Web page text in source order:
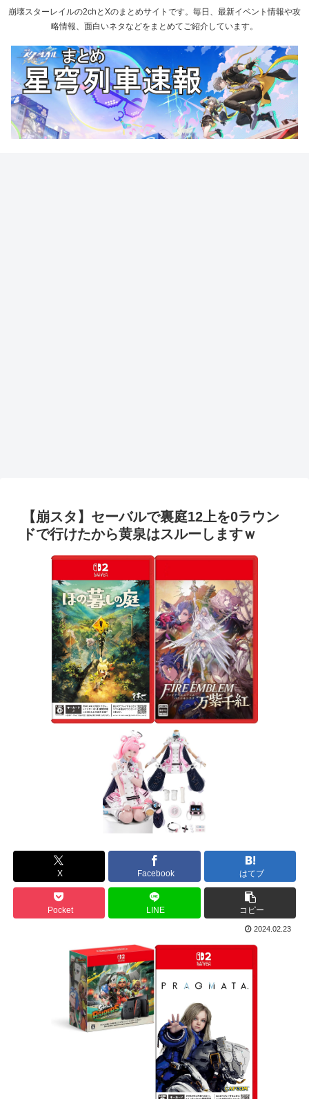
崩壊スターレイルの2chとXのまとめサイトです。毎日、最新イベント情報や攻
略情報、面白いネタなどをまとめてご紹介しています。
【崩スタ】セーバルで裏庭12上を0ラウン
ドで行けたから黄泉はスルーしますｗ
X Facebook はてブ
Pocket LINE コピー
2024.02.23